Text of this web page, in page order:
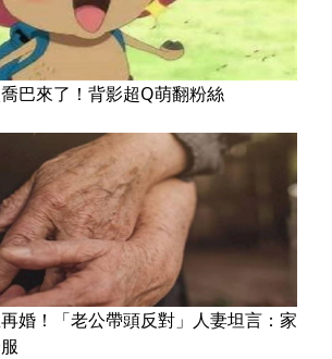
喬巴來了！背影超Q萌翻粉絲
婚！「老公帶頭反對」人妻坦言：家